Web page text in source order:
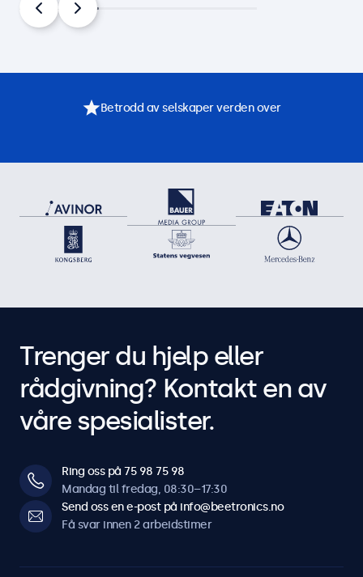
Betrodd av selskaper verden over
Trenger du hjelp eller
rådgivning? Kontakt en av
våre spesialister.
Ring oss på 75 98 75 98
Mandag til fredag, 08:30–17:30
Send oss en e-post på info@beetronics.no
Få svar innen 2 arbeidstimer